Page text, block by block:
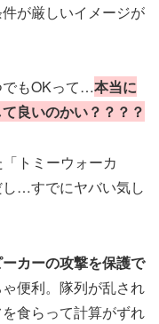
が厳しいイメージが
でもOKって…本当に
良いのかい？？？？
トミーウォーカ
…すでにヤバい気し
ーカーの攻撃を保護で
便利。隊列が乱され
食らって計算がずれ